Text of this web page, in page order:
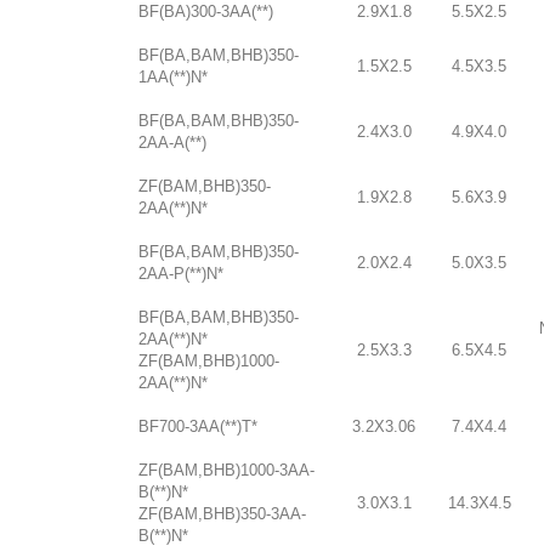
BF(BA)300-3AA(**) 2.9X1.8 5.5X2.5
BF(BA,BAM,BHB)350-
1AA(**)N*
1.5X2.5 4.5X3.5
BF(BA,BAM,BHB)350-
2AA-A(**)
2.4X3.0 4.9X4.0
ZF(BAM,BHB)350-
2AA(**)N*
1.9X2.8 5.6X3.9
BF(BA,BAM,BHB)350-
2AA-P(**)N*
2.0X2.4 5.0X3.5
BF(BA,BAM,BHB)350-
2AA(**)N*
ZF(BAM,BHB)1000-
2AA(**)N*
2.5X3.3 6.5X4.5
BF700-3AA(**)T* 3.2X3.06 7.4X4.4
ZF(BAM,BHB)1000-3AA-
B(**)N*
ZF(BAM,BHB)350-3AA-
B(**)N*
3.0X3.1 14.3X4.5